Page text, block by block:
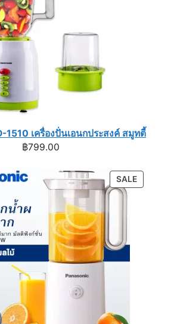
1510 เครื่องปั่นเอนกประสงค์ สมูทตี้
฿799.00
SALE
ON